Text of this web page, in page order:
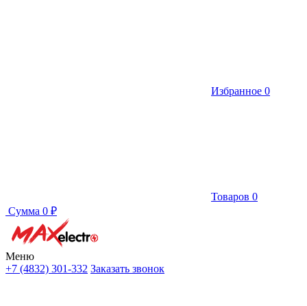
Избранное 0
Товаров 0
Сумма 0 ₽
Меню
+7 (4832) 301-332 Заказать звонок